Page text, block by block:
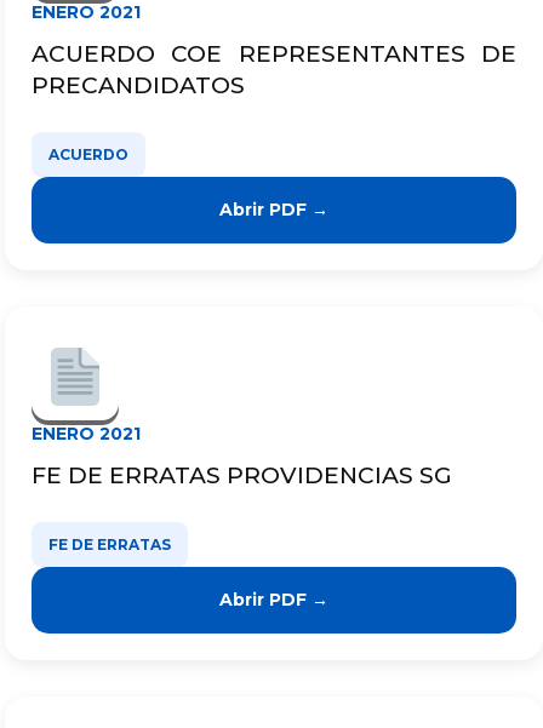
ENERO 2021
ACUERDO COE REPRESENTANTES DE
PRECANDIDATOS
ACUERDO
Abrir PDF →
ENERO 2021
FE DE ERRATAS PROVIDENCIAS SG
FE DE ERRATAS
Abrir PDF →